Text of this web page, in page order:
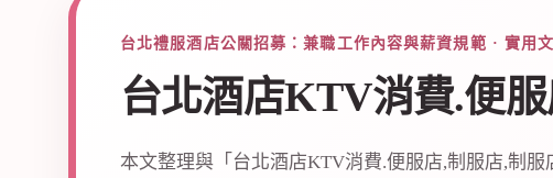
› ›
台北禮服酒店公關招募：兼職工作內容與薪資規範 · 實用
台北酒店KTV消費.便
本文整理與「台北酒店KTV消費.便服店,制服店,制